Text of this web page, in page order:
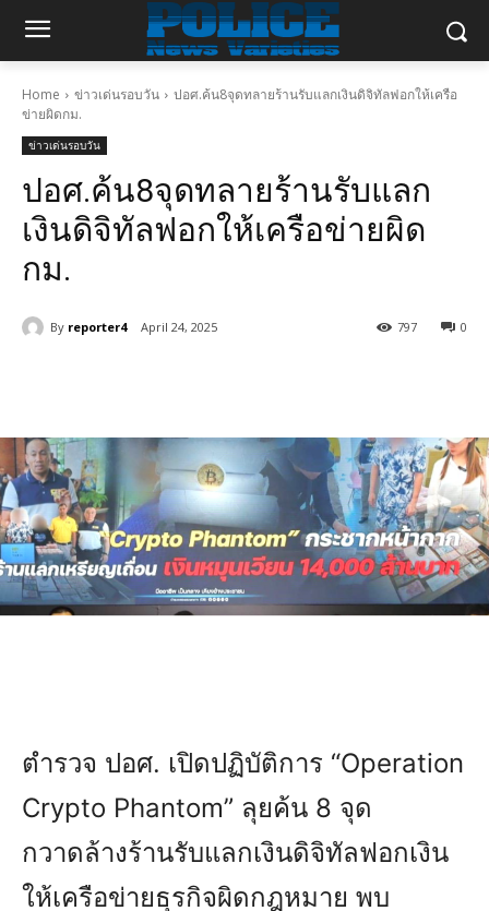
Home ข่าวเด่นรอบวัน
ปอศ.ค้น8จุดทลายร้านรับแลกเงินดิจิทัลฟอกให้เครือ
ข่ายผิดกม.
ข่าวเด่นรอบวัน
ปอศ.ค้น8จุดทลายร้านรับแลก
เงินดิจิทัลฟอกให้เครือข่ายผิด
กม.
By reporter4 April 24, 2025 0
797
ตำรวจ ปอศ. เปิดปฏิบัติการ “Operation
Crypto Phantom” ลุยค้น 8 จุด
กวาดล้างร้านรับแลกเงินดิจิทัลฟอกเงิน
ให้เครือข่ายธุรกิจผิดกฎหมาย พบ